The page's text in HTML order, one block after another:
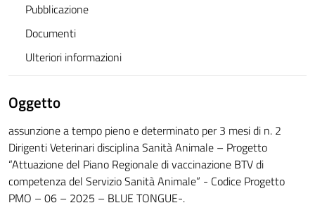
Pubblicazione
Documenti
Ulteriori informazioni
Oggetto
assunzione a tempo pieno e determinato per 3 mesi di n. 2
Dirigenti Veterinari disciplina Sanità Animale – Progetto
“Attuazione del Piano Regionale di vaccinazione BTV di
competenza del Servizio Sanità Animale” - Codice Progetto
PMO – 06 – 2025 – BLUE TONGUE-.